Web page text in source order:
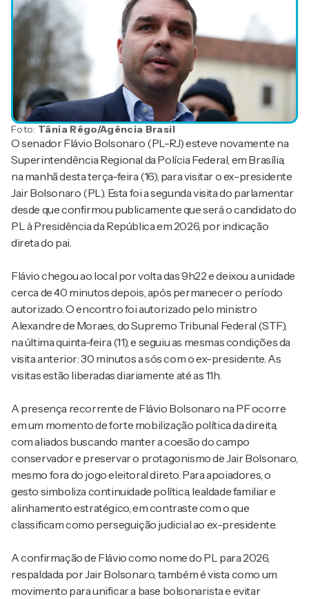
Foto: Tânia Rêgo/Agência Brasil
O senador Flávio Bolsonaro (PL-RJ) esteve novamente na
Superintendência Regional da Polícia Federal, em Brasília,
na manhã desta terça-feira (16), para visitar o ex-presidente
Jair Bolsonaro (PL). Esta foi a segunda visita do parlamentar
desde que confirmou publicamente que será o candidato do
PL à Presidência da República em 2026, por indicação
direta do pai.
Flávio chegou ao local por volta das 9h22 e deixou a unidade
cerca de 40 minutos depois, após permanecer o período
autorizado. O encontro foi autorizado pelo ministro
Alexandre de Moraes, do Supremo Tribunal Federal (STF),
na última quinta-feira (11), e seguiu as mesmas condições da
visita anterior: 30 minutos a sós com o ex-presidente. As
visitas estão liberadas diariamente até as 11h.
A presença recorrente de Flávio Bolsonaro na PF ocorre
em um momento de forte mobilização política da direita,
com aliados buscando manter a coesão do campo
conservador e preservar o protagonismo de Jair Bolsonaro,
mesmo fora do jogo eleitoral direto. Para apoiadores, o
gesto simboliza continuidade política, lealdade familiar e
alinhamento estratégico, em contraste com o que
classificam como perseguição judicial ao ex-presidente.
A confirmação de Flávio como nome do PL para 2026,
respaldada por Jair Bolsonaro, também é vista como um
movimento para unificar a base bolsonarista e evitar